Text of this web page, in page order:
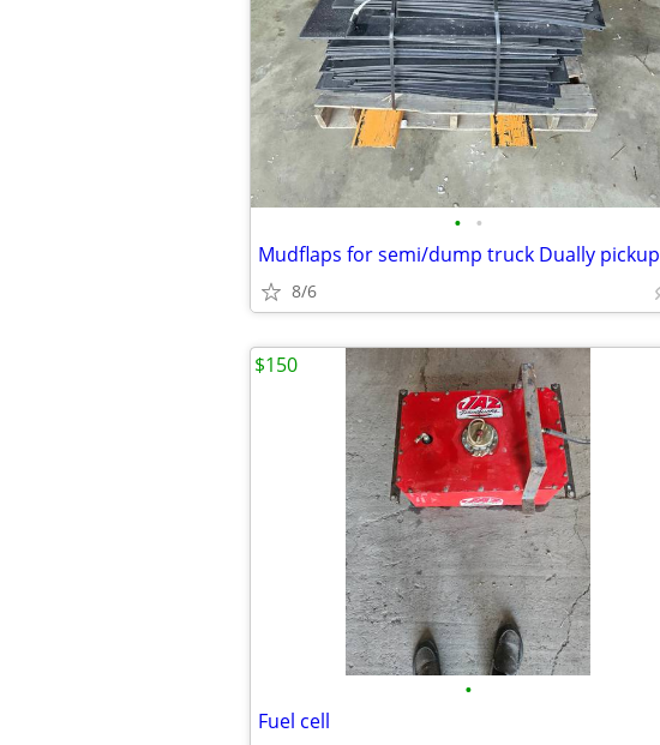
• •
Mudflaps for semi/dump truck Dually pickup
8/6
•
Fuel cell
$150